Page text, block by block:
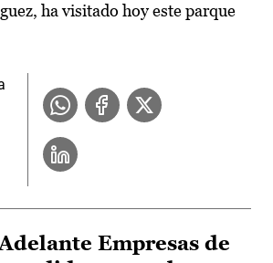
ha visitado hoy este parque
Empresas de